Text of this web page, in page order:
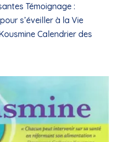
Témoignage :
s’éveiller à la Vie
Calendrier des